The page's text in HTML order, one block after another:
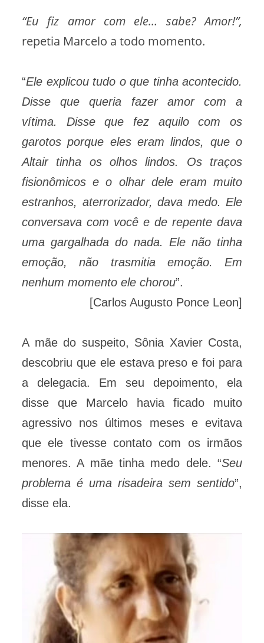
“Eu fiz amor com ele… sabe? Amor!”,
repetia Marcelo a todo momento.
“Ele explicou tudo o que tinha acontecido.
Disse que queria fazer amor com a
vítima. Disse que fez aquilo com os
garotos porque eles eram lindos, que o
Altair tinha os olhos lindos. Os traços
fisionômicos e o olhar dele eram muito
estranhos, aterrorizador, dava medo. Ele
conversava com você e de repente dava
uma gargalhada do nada. Ele não tinha
emoção, não trasmitia emoção. Em
nenhum momento ele chorou”.
[Carlos Augusto Ponce Leon]
A mãe do suspeito, Sônia Xavier Costa,
descobriu que ele estava preso e foi para
a delegacia. Em seu depoimento, ela
disse que Marcelo havia ficado muito
agressivo nos últimos meses e evitava
que ele tivesse contato com os irmãos
menores. A mãe tinha medo dele. “Seu
problema é uma risadeira sem sentido”,
disse ela.